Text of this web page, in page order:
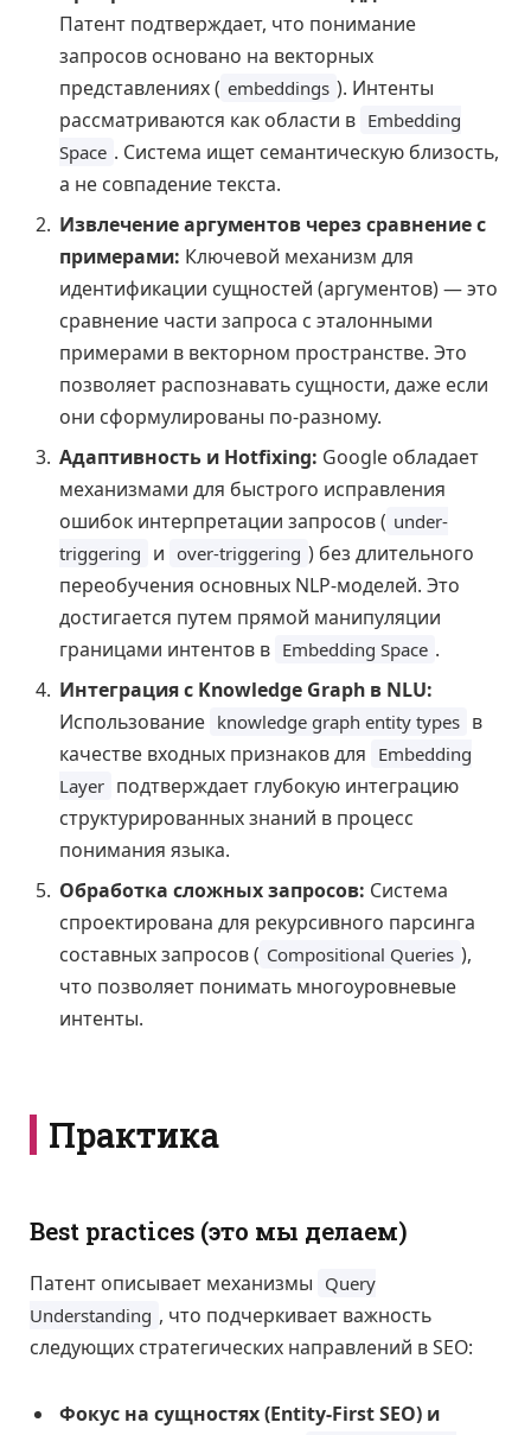
Патент подтверждает, что понимание
запросов основано на векторных
представлениях ( embeddings ). Интенты
рассматриваются как области в Embedding
Space . Система ищет семантическую близость,
а не совпадение текста.
Извлечение аргументов через сравнение с
примерами: Ключевой механизм для
идентификации сущностей (аргументов) — это
сравнение части запроса с эталонными
примерами в векторном пространстве. Это
позволяет распознавать сущности, даже если
они сформулированы по-разному.
Адаптивность и Hotfixing: Google обладает
механизмами для быстрого исправления
ошибок интерпретации запросов ( under-
triggering и over-triggering ) без длительного
переобучения основных NLP-моделей. Это
достигается путем прямой манипуляции
границами интентов в Embedding Space .
Интеграция с Knowledge Graph в NLU:
Использование knowledge graph entity types в
качестве входных признаков для Embedding
Layer подтверждает глубокую интеграцию
структурированных знаний в процесс
понимания языка.
Обработка сложных запросов: Система
спроектирована для рекурсивного парсинга
составных запросов ( Compositional Queries ),
что позволяет понимать многоуровневые
интенты.
Практика
Best practices (это мы делаем)
Патент описывает механизмы Query
Understanding , что подчеркивает важность
следующих стратегических направлений в SEO:
Фокус на сущностях (Entity-First SEO) и